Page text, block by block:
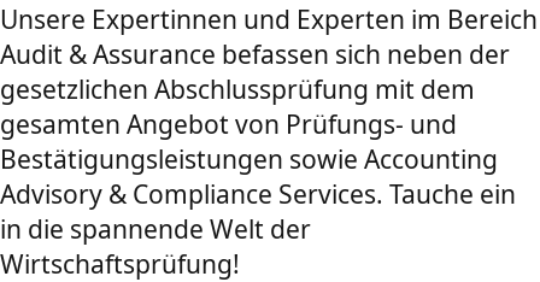
Unsere Expertinnen und Experten im Bereich
Audit & Assurance befassen sich neben der
gesetzlichen Abschlussprüfung mit dem
gesamten Angebot von Prüfungs- und
Bestätigungsleistungen sowie Accounting
Advisory & Compliance Services. Tauche ein
in die spannende Welt der
Wirtschaftsprüfung!